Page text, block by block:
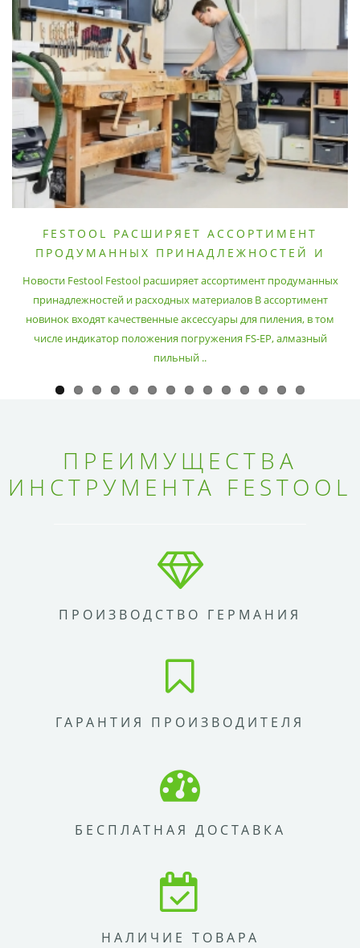
FESTOOL РАСШИРЯЕТ АССОРТИМЕНТ
ПРОДУМАННЫХ ПРИНАДЛЕЖНОСТЕЙ И
Новости Festool Festool расширяет ассортимент продуманных
принадлежностей и расходных материалов В ассортимент
новинок входят качественные аксессуары для пиления, в том
числе индикатор положения погружения FS-EP, алмазный
пильный ..
ПРЕИМУЩЕСТВА
ИНСТРУМЕНТА FESTOOL
ПРОИЗВОДСТВО ГЕРМАНИЯ
ГАРАНТИЯ ПРОИЗВОДИТЕЛЯ
БЕСПЛАТНАЯ ДОСТАВКА
НАЛИЧИЕ ТОВАРА